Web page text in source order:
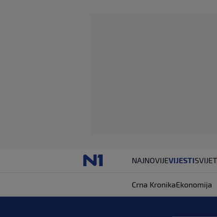
NAJNOVIJEVIJESTISVIJET
Crna KronikaEkonomija